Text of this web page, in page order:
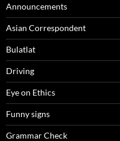
Announcements
Asian Correspondent
Bulatlat
Driving
Eye on Ethics
Funny signs
Grammar Check